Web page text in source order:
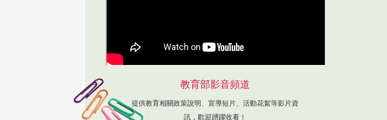
教育部影音頻道
提供教育相關政策說明、宣導短片、活動花絮等影片資
訊，歡迎踴躍收看！